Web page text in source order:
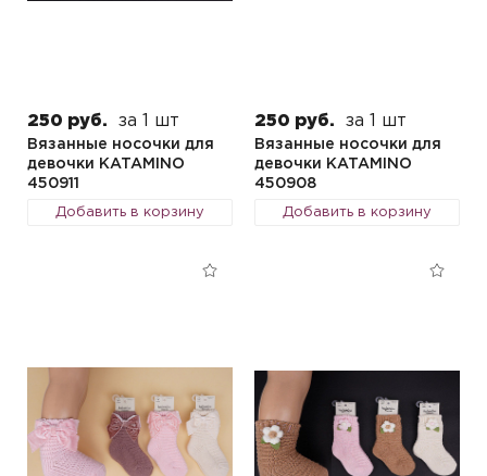
250 руб. за 1 шт
Вязанные носочки для
девочки KATAMINO
450911
Добавить в корзину
250 руб. за 1 шт
Вязанные носочки для
девочки KATAMINO
450908
Добавить в корзину